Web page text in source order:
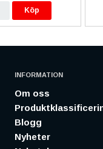
Köp
INFORMATION
Om oss
Blogg
Nyheter